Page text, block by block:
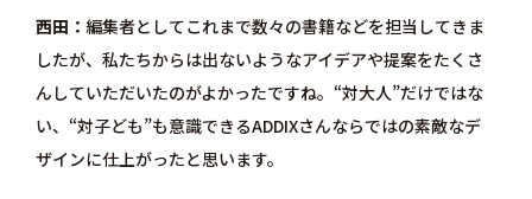
西田
編集者としてこれまで数々の書籍などを担当してきま
したが、私たちからは出ないようなアイデアや提案をたくさ
んしていただいたのがよかったですね。“対大人”だけではな
い、“対子ども”も意識できるADDIXさんならではの素敵なデ
ザインに仕上がったと思います。